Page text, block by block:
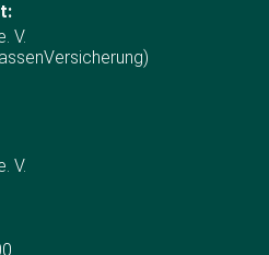
V.
V.